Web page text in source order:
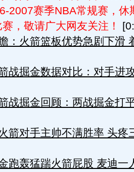
2007赛季NBA常规赛，休
，敬请广大网友关注！
：火箭篮板优势急剧下滑
战掘金数据对比：对手进
战掘金回顾：两战掘金打
箭对手主帅不满胜率 头疼
跑轰猛踹火箭屁股 麦迪一